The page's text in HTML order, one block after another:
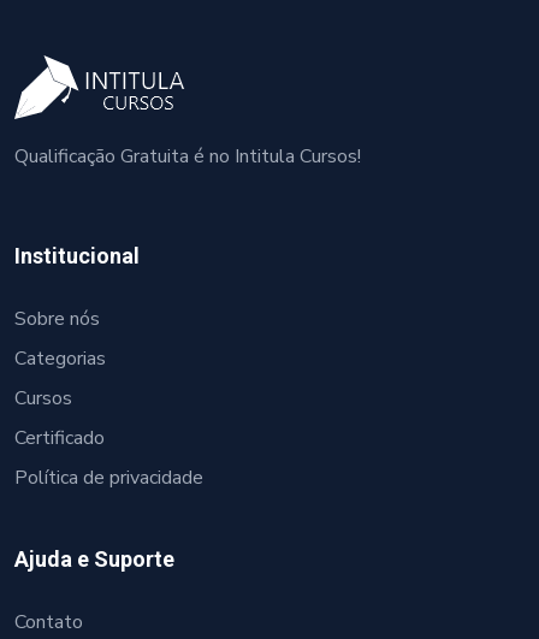
Qualificação Gratuita é no Intitula Cursos!
Institucional
Sobre nós
Categorias
Cursos
Certificado
Política de privacidade
Ajuda e Suporte
Contato